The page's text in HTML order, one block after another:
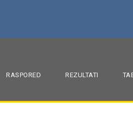
RASPORED REZULTATI